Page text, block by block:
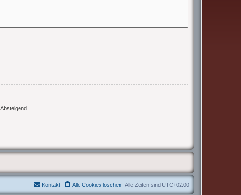
Absteigend
Alle Zeiten sind UTC+02:00
Alle Cookies löschen
Kontakt